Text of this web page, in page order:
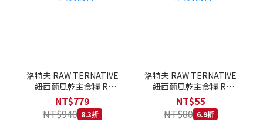
洛特夫 RAW TERNATIVE
｜紐西蘭風乾主食糧 RT3
羊肉 454g｜風乾主食糧 羊
肉 全齡犬 狗飼料
NT$779
NT$940 8.3折
洛特夫 RAW TERNATIVE
｜紐西蘭風乾主食糧 RT3
羊肉 25g｜風乾主食糧 羊
肉 全齡犬 狗飼料
NT$55
NT$80 6.9折